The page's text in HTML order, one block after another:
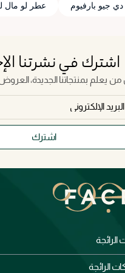
جيو بارفيوم عطر لو مال
اشترك في نشرتنا
يعلم بمنتجاتنا الجديدة، العروض،
اشترك
الرائجة
الرائجة